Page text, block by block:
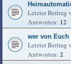
Letzter Beitrag
Antworten: 12
wer von
Letzter Beitrag
Antworten: 2